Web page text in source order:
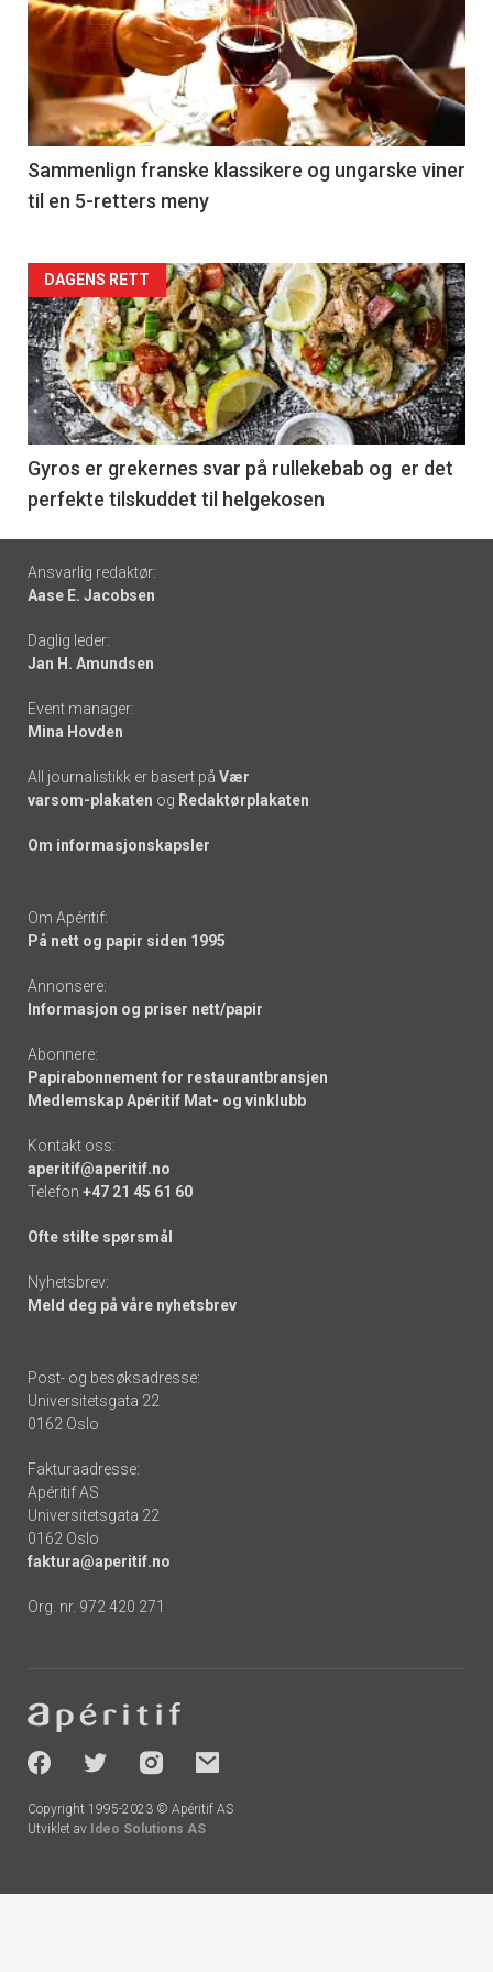
akkurat
nå
-
5
Sammenlign franske klassikere og ungarske viner
til en 5-retters meny
Forsiden
akkurat
nå
-
6
DAGENS RETT
Gyros er grekernes svar på rullekebab og er det
perfekte tilskuddet til helgekosen
Footer
-
links
Ansvarlig redaktør:
Aase E. Jacobsen
Daglig leder:
Jan H. Amundsen
Event manager:
Mina Hovden
All journalistikk er basert på Vær
varsom-plakaten og Redaktørplakaten
Om informasjonskapsler
Om Apéritif:
På nett og papir siden 1995
Annonsere:
Informasjon og priser nett/papir
Abonnere:
Papirabonnement for restaurantbransjen
Medlemskap Apéritif Mat- og vinklubb
Kontakt oss:
aperitif@aperitif.no
Telefon +47 21 45 61 60
Ofte stilte spørsmål
Nyhetsbrev:
Meld deg på våre nyhetsbrev
Post- og besøksadresse:
Universitetsgata 22
0162 Oslo
Fakturaadresse:
Apéritif AS
Universitetsgata 22
0162 Oslo
faktura@aperitif.no
Org. nr. 972 420 271
-
socials
Copyright 1995-2023 © Apéritif AS
Utviklet av Ideo Solutions AS